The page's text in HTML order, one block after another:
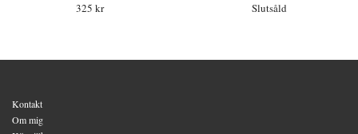
325 kr Slutsåld
Kontakt
Om mig